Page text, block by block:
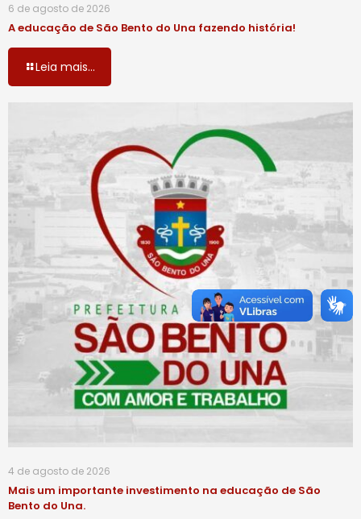
6 de agosto de 2026
A educação de São Bento do Una fazendo história!
Leia mais...
4 de agosto de 2026
Mais um importante investimento na educação de São
Bento do Una.